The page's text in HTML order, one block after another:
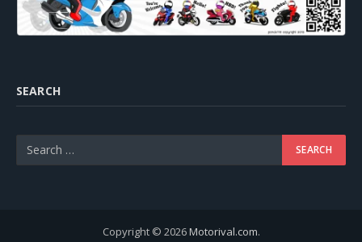
SEARCH
Copyright © 2026Motorival.com.